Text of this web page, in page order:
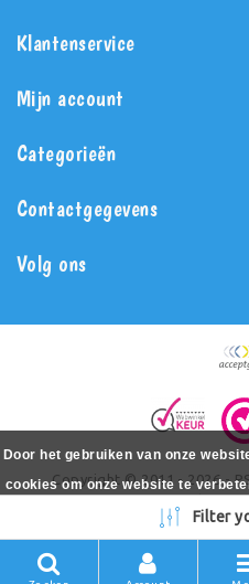
Klantenservice
Mijn account
Categorieën
Contactgegevens
Volg ons
Copyright © 2011 - 2026 -
Filter
Door het gebruiken van onze
cookies om onze website te
Meer